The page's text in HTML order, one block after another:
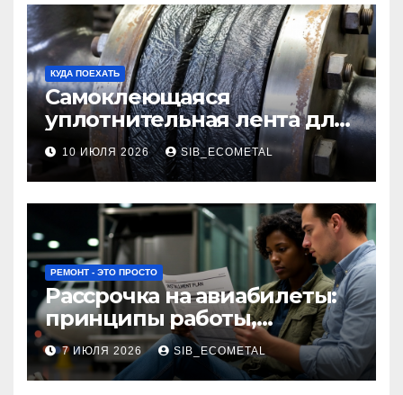
КУДА ПОЕХАТЬ
Самоклеющаяся
уплотнительная лента для
огнезащиты фланцевых
соединений
10 ИЮЛЯ 2026 SIB_ECOMETAL
РЕМОНТ - ЭТО ПРОСТО
Рассрочка на авиабилеты:
принципы работы,
требования и
потенциальные риски
7 ИЮЛЯ 2026 SIB_ECOMETAL